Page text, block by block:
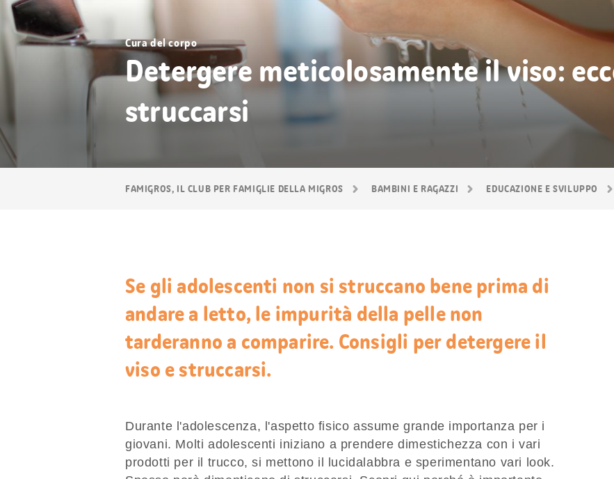
FAMIGROS, IL CLUB PER FAMIGLIE DELLA MIGROS BAMBINI E RAGAZZI EDUCAZIONE E SVILUPPO
Cura del corpo
Detergere meticolosamente il viso:
struccarsi
Se gli adolescenti non si struccano bene prima di
andare a letto, le impurità della pelle non
tarderanno a comparire. Consigli per detergere il
viso e struccarsi.
Durante l'adolescenza, l'aspetto fisico assume grande importanza per i
giovani. Molti adolescenti iniziano a prendere dimestichezza con i vari
prodotti per il trucco, si mettono il lucidalabbra e sperimentano vari look.